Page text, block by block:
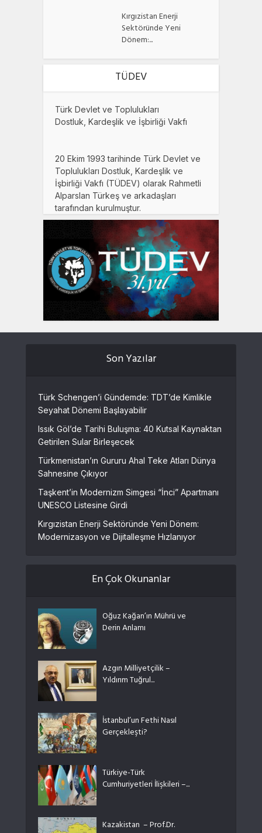
Kırgızistan Enerji
Sektöründe Yeni
Dönem:...
TÜDEV
Türk Devlet ve Toplulukları
Dostluk, Kardeşlik ve İşbirliği Vakfı
20 Ekim 1993 tarihinde Türk Devlet ve
Toplulukları Dostluk, Kardeşlik ve
İşbirliği Vakfı (TÜDEV) olarak Rahmetli
Alparslan Türkeş ve arkadaşları
tarafından kurulmuştur.
Son Yazılar
Türk Schengen’i Gündemde: TDT’de Kimlikle
Seyahat Dönemi Başlayabilir
Issık Göl’de Tarihi Buluşma: 40 Kutsal Kaynaktan
Getirilen Sular Birleşecek
Türkmenistan’ın Gururu Ahal Teke Atları Dünya
Sahnesine Çıkıyor
Taşkent’in Modernizm Simgesi “İnci” Apartmanı
UNESCO Listesine Girdi
Kırgızistan Enerji Sektöründe Yeni Dönem:
Modernizasyon ve Dijitalleşme Hızlanıyor
En Çok Okunanlar
Oğuz Kağan’ın Mührü ve
Derin Anlamı
Azgın Milliyetçilik –
Yıldırım Tuğrul...
İstanbul’un Fethi Nasıl
Gerçekleşti?
Türkiye-Türk
Cumhuriyetleri İlişkileri –...
Kazakistan – Prof.Dr.